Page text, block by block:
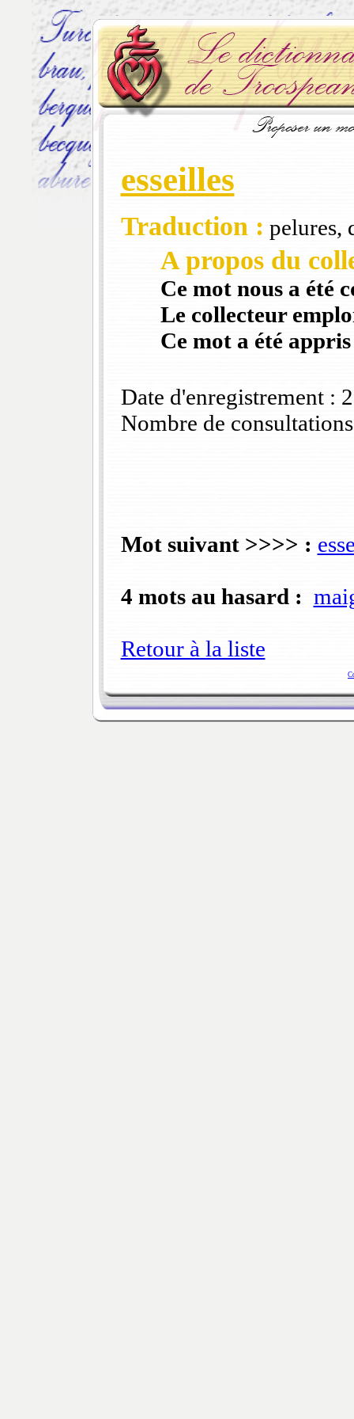
esseilles
Traduction : pelures,
A propos du
Ce mot nous a été
Le collecteur
Ce mot a été
Date d'enregistrement :
Nombre de
Mot suivant >>>> :
4 mots au hasard :
Retour à la liste